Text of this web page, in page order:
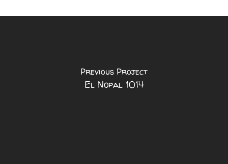
Previous Project
El Nopal 1014